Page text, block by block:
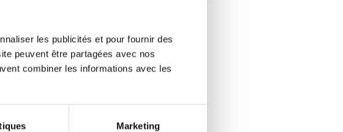
les publicités et pour fournir des
peuvent être partagées avec nos
combiner les informations avec les
Marketing